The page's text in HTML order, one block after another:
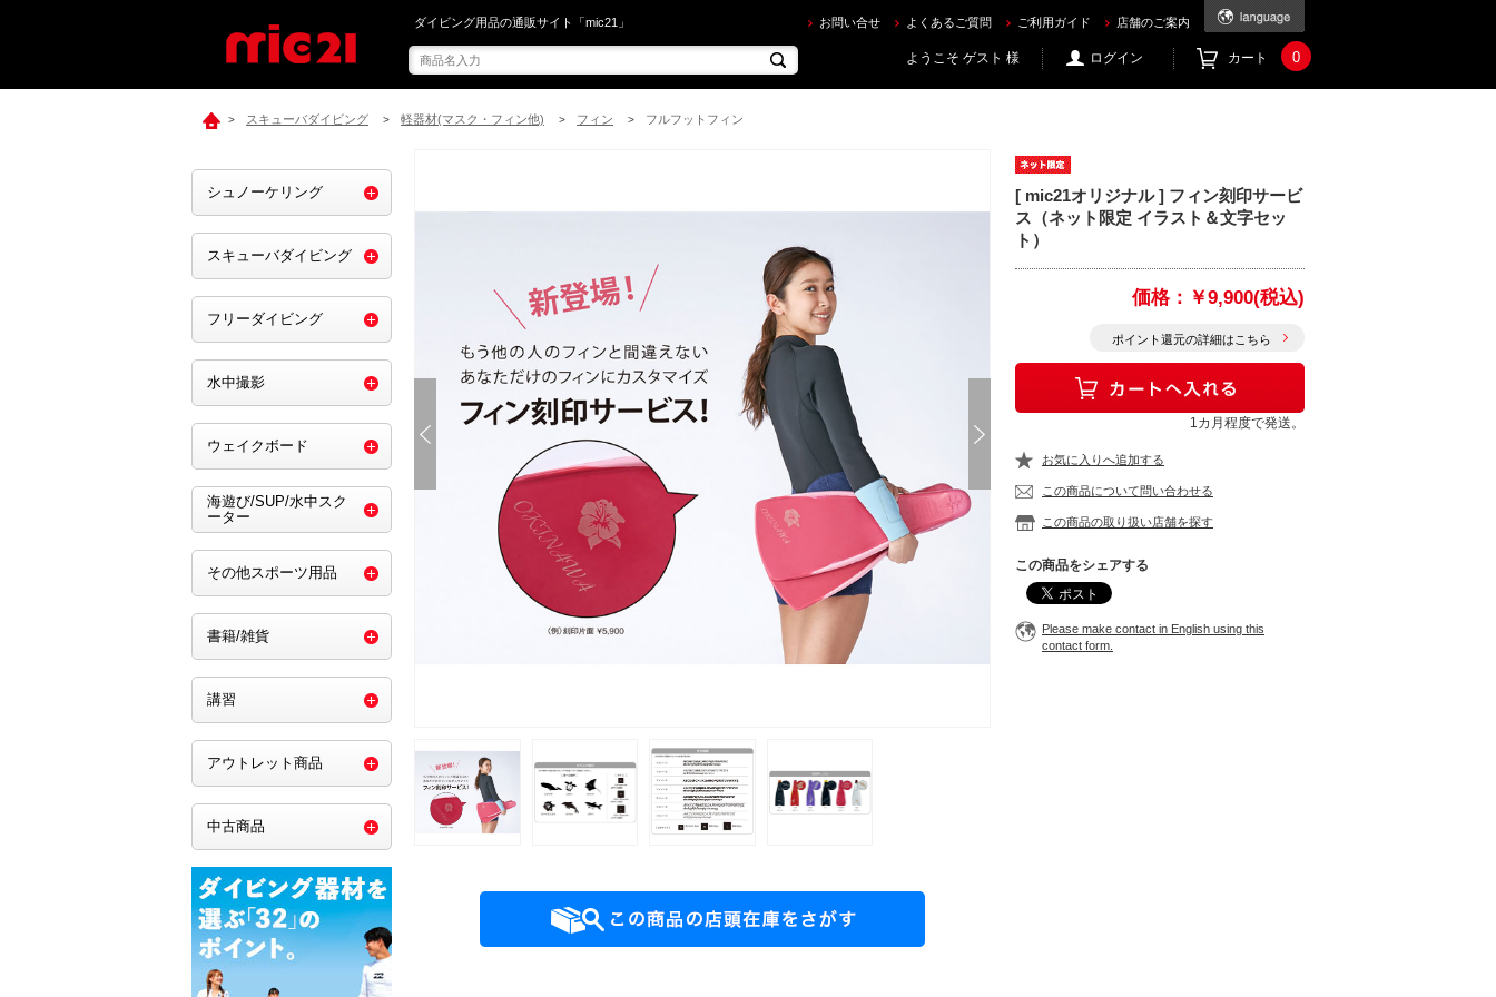
mic21で[ mic21オリジナル ] フィン刻印サービス（ネット限定 イラスト＆文字セット） を買うならec.mic21.com
ダイビング用品の通販サイト「mic21」 お問い合せ よくあるご質問 ご利用ガイド 店舗のご案内
ようこそ ゲスト 様 ログイン カート 0
> スキューバダイビング > 軽器材(マスク・フィン他) > フィン > フルフットフィン
[ mic21オリジナル ] フィン刻印サービ
ス（ネット限定 イラスト＆文字セッ
ト）
価格： ￥9,900(税込)
ポイント還元の詳細はこちら
1カ月程度で発送。
お気に入りへ追加する
この商品について問い合わせる
この商品の取り扱い店舗を探す
この商品をシェアする
Please make contact in English using this
contact form.
シュノーケリング
スキューバダイビング
フリーダイビング
水中撮影
ウェイクボード
海遊び/SUP/水中スク
ーター
その他スポーツ用品
書籍/雑貨
講習
アウトレット商品
中古商品